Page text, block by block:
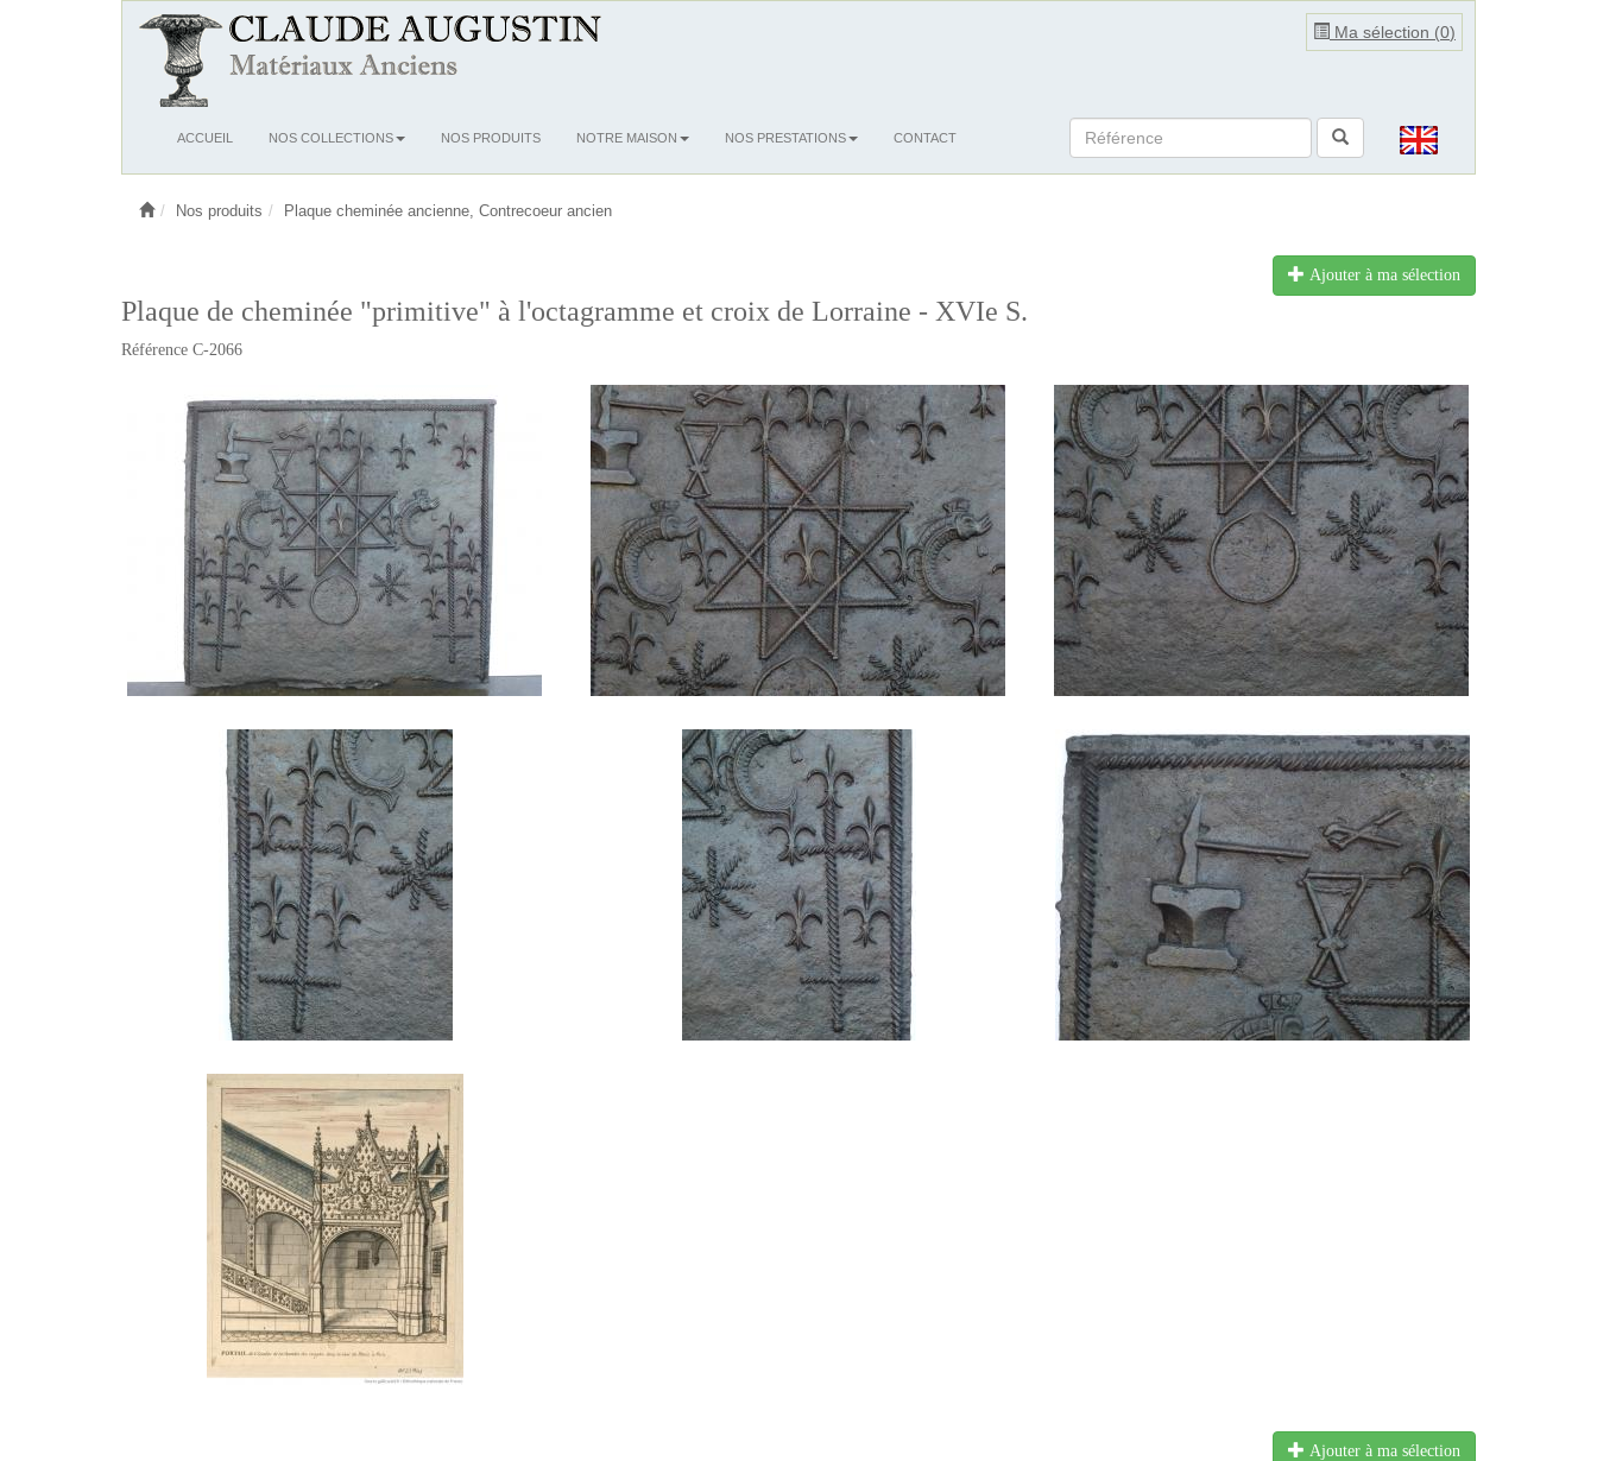
Ma sélection (0)
OuvrirACCUEIL NOS COLLECTIONS NOS PRODUITS NOTRE MAISON NOS PRESTATIONS CONTACT
Nos produits Plaque cheminée ancienne, Contrecoeur ancien
Ajouter à ma sélection
Plaque de cheminée "primitive" à l'octagramme et croix de Lorraine - XVIe S.
Référence C-2066
Ajouter à ma sélection